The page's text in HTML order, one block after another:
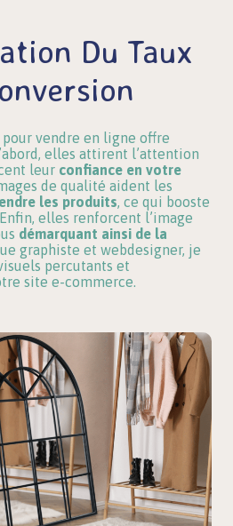
Du Taux
vendre en ligne offre
elles attirent l’attention
leur confiance en votre
de qualité aident les
les produits, ce qui booste
elles renforcent l’image
démarquant ainsi de la
graphiste et webdesigner, je
percutants et
site e-commerce.